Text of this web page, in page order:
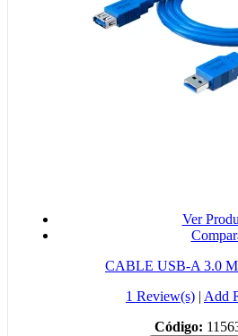
Ver
CABLE USB-A 3.0
1 Review(s) | Add
Código: